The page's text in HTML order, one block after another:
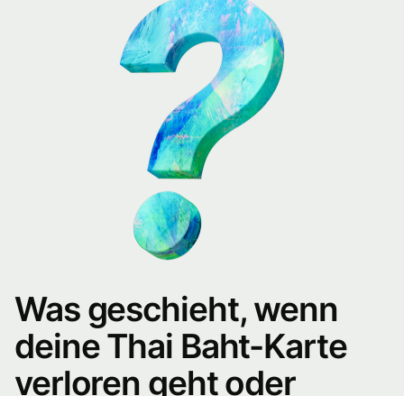
Was geschieht, wenn
deine Thai Baht-Karte
verloren geht oder